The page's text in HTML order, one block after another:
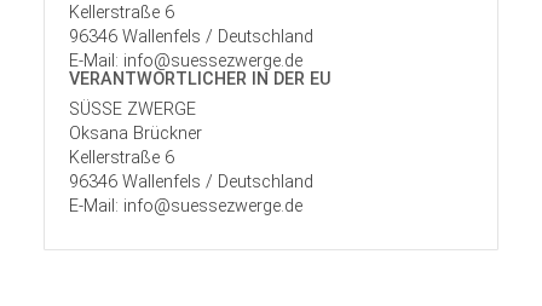
Kellerstraße 6
96346 Wallenfels / Deutschland
E-Mail: info@suessezwerge.de
VERANTWORT­LICHER IN DER EU
SÜSSE ZWERGE
Oksana Brückner
Kellerstraße 6
96346 Wallenfels / Deutschland
E-Mail: info@suessezwerge.de